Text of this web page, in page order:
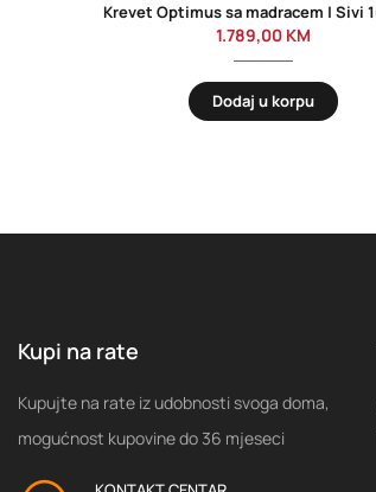
1.789,00 KM
Dodaj u korpu
Kupi na rate
Kupujte na rate iz udobnosti svoga doma,
mogućnost kupovine do 36 mjeseci